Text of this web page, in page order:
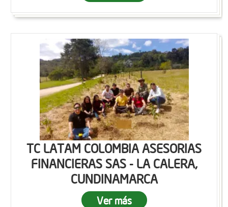
TC LATAM COLOMBIA ASESORIAS
FINANCIERAS SAS - LA CALERA,
CUNDINAMARCA
Ver más